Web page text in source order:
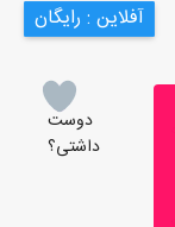
آفلاین : رایگان
دوست
داشتی؟